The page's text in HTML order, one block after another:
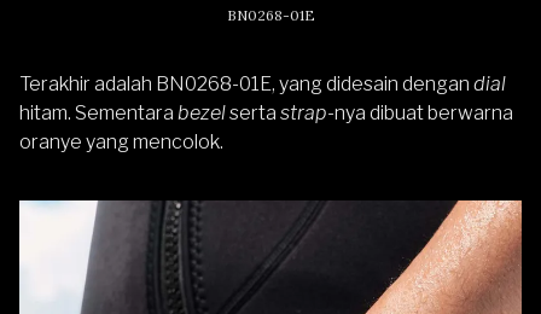
BN0268-01E
Terakhir adalah BN0268-01E, yang didesain dengan dial
hitam. Sementara bezelserta strap-nya dibuat berwarna
oranye yang mencolok.